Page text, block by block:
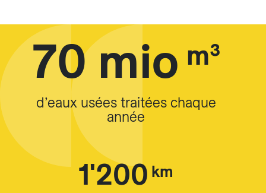
70 miom³
d’eaux usées traitées chaque
année
1'200km